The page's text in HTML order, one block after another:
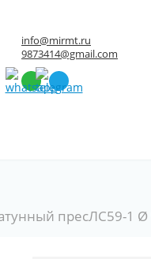
info@mirmt.ru
9873414@gmail.com
пресЛС59-1